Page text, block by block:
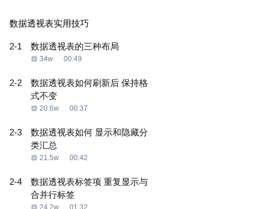
数据透视表实用技巧
2-1 数据透视表的三种布局
34w 00:49
2-2
数据透视表如何刷新后 保持格
式不变
20.6w 00:37
2-3
数据透视表如何 显示和隐藏分
类汇总
21.5w 00:42
2-4
数据透视表标签项 重复显示与
合并行标签
24.2w 01:32